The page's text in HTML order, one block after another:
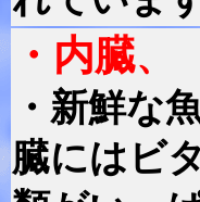
・内臓、
・新鮮な
臓にはビ